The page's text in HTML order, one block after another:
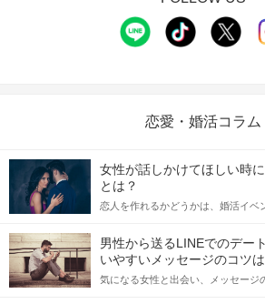
恋愛・婚活コラム
女性が話しかけてほしい時
とは？
恋人を作れるかどうかは、婚活イベ
てアプローチできるかにも左右され
格的に始めようとしている方は、女
をしっかりと理解し、正しい行動に
記事では、女性が話しかけて欲しい
男性から送るLINEでのデー
いやすいメッセージのコツは
気になる女性と出会い、メッセージ